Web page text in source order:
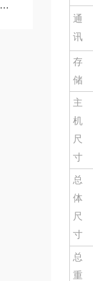
通
讯
存
储
主
机
尺
寸
总
体
尺
寸
总
重